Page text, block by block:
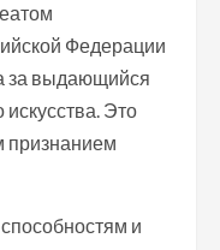
Федерации
за выдающийся
искусства. Это
признанием
и